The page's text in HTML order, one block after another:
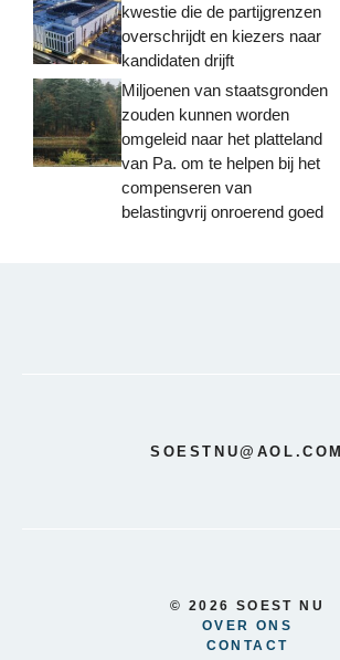
kwestie die de partijgrenzen
overschrijdt en kiezers naar
kandidaten drijft
Miljoenen van staatsgronden
zouden kunnen worden
omgeleid naar het platteland
van Pa. om te helpen bij het
compenseren van
belastingvrij onroerend goed
SOESTNU@AOL.COM
© 2026 SOEST NU
OVER ONS
CONTACT